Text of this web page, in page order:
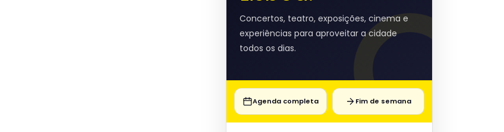
Concertos, teatro, exposições, cinema e
experiências para aproveitar a cidade
todos os dias.
Agenda completa Fim de semana